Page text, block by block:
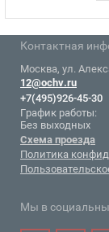
Контактная
Москва, ул.
12@ochv.ru
+7(495)926-45-30
График работы:
Без выходных
Схема проезда
Политика
Мы в